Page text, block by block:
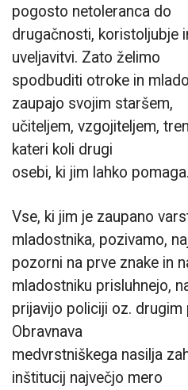
pogosto netoleranca do
drugačnosti, koristoljubje
uveljavitvi. Zato želimo
spodbuditi otroke in
zaupajo svojim staršem,
učiteljem, vzgojiteljem,
kateri koli drugi
osebi, ki jim lahko pomaga.
Vse, ki jim je zaupano
mladostnika, pozivamo,
pozorni na prve znake in
mladostniku prisluhnejo,
prijavijo policiji oz.
Obravnava
medvrstniškega nasilja
inštitucij največjo mero